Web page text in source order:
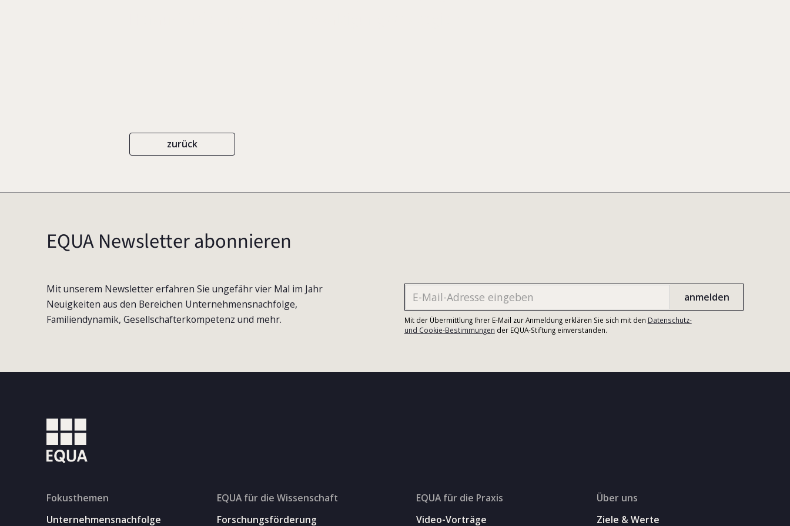
zurück
EQUA Newsletter abonnieren
Mit unserem Newsletter erfahren Sie ungefähr vier Mal im Jahr
Neuigkeiten aus den Bereichen Unternehmensnachfolge,
Familiendynamik, Gesellschafterkompetenz und mehr.
Mit der Übermittlung Ihrer E-Mail zur Anmeldung erklären Sie sich mit den Datenschutz-
und Cookie-Bestimmungen der EQUA-Stiftung einverstanden.
Fokusthemen
Unternehmensnachfolge
EQUA für die Wissenschaft
Forschungsförderung
EQUA für die Praxis
Video-Vorträge
Über uns
Ziele & Werte